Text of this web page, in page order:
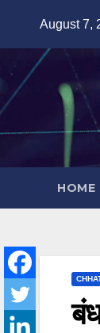
content
August 7,
HOME